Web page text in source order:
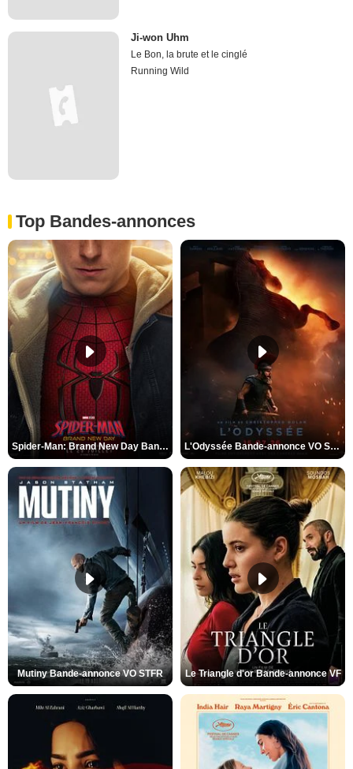
Ji-won Uhm
Le Bon, la brute et le cinglé
Running Wild
Top Bandes-annonces
Spider-Man: Brand New Day Bande-annonce VO STFR L'Odyssée Bande-annonce VO STFR
Mutiny Bande-annonce VO STFR Le Triangle d'or Bande-annonce VF